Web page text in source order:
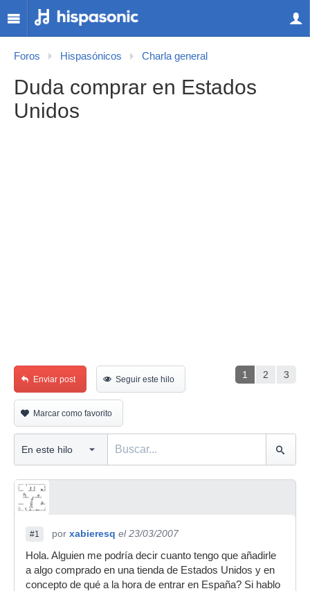
Foros Hispasónicos Charla general
Duda comprar en Estados
Unidos
1 2 3
Enviar post Seguir este hilo
Marcar como favorito
#1 por xabieresq el 23/03/2007
Hola. Alguien me podría decir cuanto tengo que añadirle
a algo comprado en una tienda de Estados Unidos y en
concepto de qué a la hora de entrar en España? Si hablo